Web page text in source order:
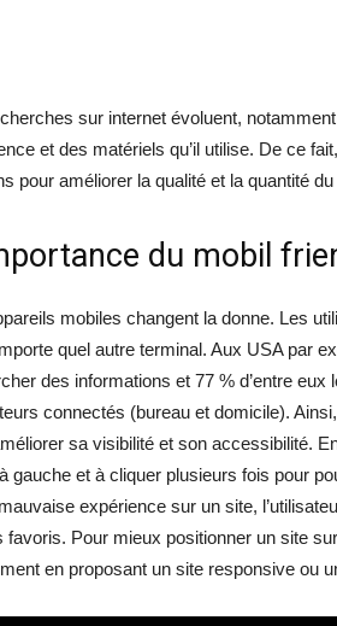
sur internet évoluent,
et des matériels qu’il utilise. De ce
pour améliorer la qualité et la quantité
du mobil
mobiles changent la donne. Les
quel autre terminal. Aux USA par
des informations et 77 % d’entre
connectés (bureau et domicile).
sa visibilité et son accessibilité.
gauche et à cliquer plusieurs fois pour
expérience sur un site,
favoris. Pour mieux positionner un site
en proposant un site responsive ou